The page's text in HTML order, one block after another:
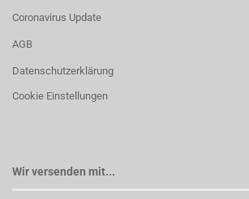
Coronavirus Update
AGB
Datenschutzerklärung
Cookie Einstellungen
Wir versenden mit...